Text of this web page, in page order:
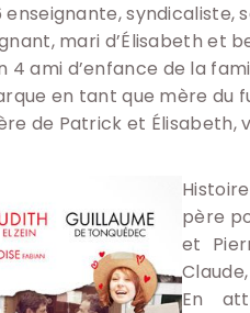
enseignante,
mari d’Élisabeth et
4 ami d’enfance de la
en tant que mère
de Patrick et
père
et
En